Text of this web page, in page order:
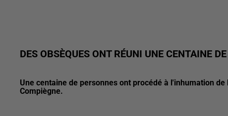
DES OBSÈQUES ONT RÉUNI UNE CENTAINE
Une centaine de personnes ont procédé à l'inhumation
Compiègne.